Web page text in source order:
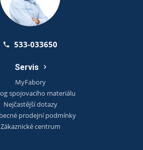
533-033650
Servis
MyFabory
spojovacího materiálu
Nejčastější dotazy
prodejní podmínky
Zákaznické centrum